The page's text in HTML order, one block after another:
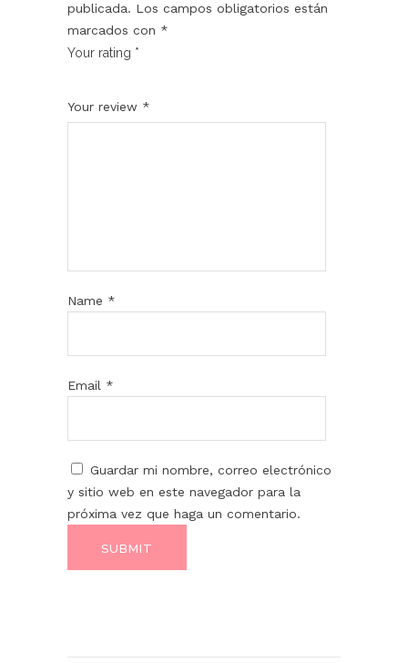
publicada. Los campos obligatorios están
marcados con *
Your rating *
Your review *
Name *
Email *
Guardar mi nombre, correo electrónico
y sitio web en este navegador para la
próxima vez que haga un comentario.